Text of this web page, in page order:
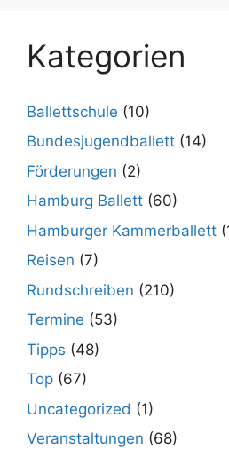
Kategorien
Ballettschule (10)
Bundesjugendballett (14)
Förderungen (2)
Hamburg Ballett (60)
Hamburger Kammerballett
Reisen (7)
Rundschreiben (210)
Termine (53)
Tipps (48)
Top (67)
Uncategorized (1)
Veranstaltungen (68)